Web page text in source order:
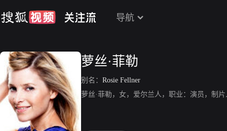
导航
萝丝·菲勒
别名： Rosie Fellner
萝丝·菲勒，女，爱尔兰人，职业：演员，制